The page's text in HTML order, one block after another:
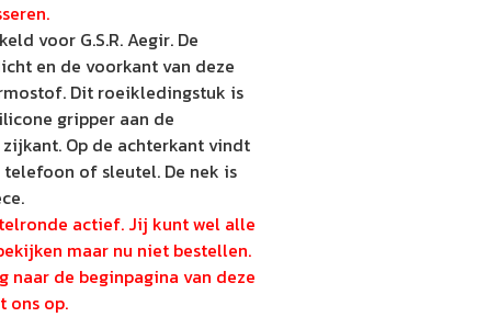
voor G.S.R. Aegir. De
en de voorkant van deze
Dit roeikledingstuk is
gripper aan de
Op de achterkant vindt
of sleutel. De nek is
actief. Jij kunt wel alle
maar nu niet bestellen.
de beginpagina van deze
ons op.